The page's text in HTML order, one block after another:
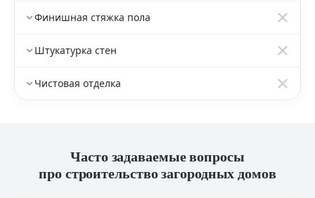
Финишная стяжка пола
Штукатурка стен
Чистовая отделка
Часто задаваемые вопросы
про строительство загородных домов